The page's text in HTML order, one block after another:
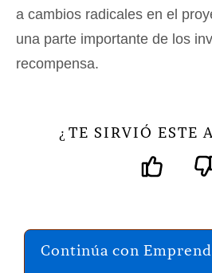
a cambios radicales en el
una parte importante de los
recompensa.
¿ TE SIRVIÓ ESTE
Continúa con